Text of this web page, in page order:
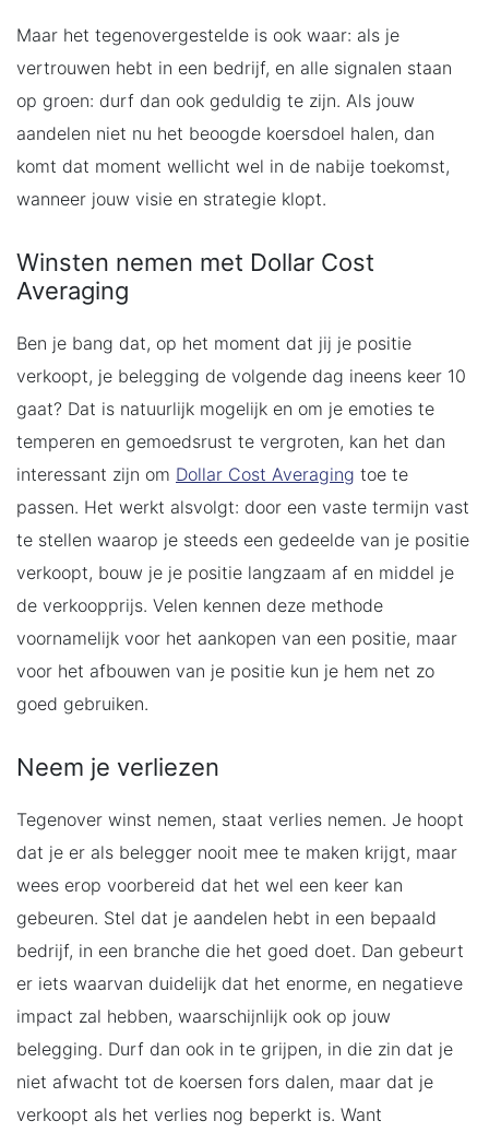
Maar het tegenovergestelde is ook waar: als je
vertrouwen hebt in een bedrijf, en alle signalen staan
op groen: durf dan ook geduldig te zijn. Als jouw
aandelen niet nu het beoogde koersdoel halen, dan
komt dat moment wellicht wel in de nabije toekomst,
wanneer jouw visie en strategie klopt.
Winsten nemen met Dollar Cost
Averaging
Ben je bang dat, op het moment dat jij je positie
verkoopt, je belegging de volgende dag ineens keer 10
gaat? Dat is natuurlijk mogelijk en om je emoties te
temperen en gemoedsrust te vergroten, kan het dan
interessant zijn om Dollar Cost Averaging toe te
passen. Het werkt alsvolgt: door een vaste termijn vast
te stellen waarop je steeds een gedeelde van je positie
verkoopt, bouw je je positie langzaam af en middel je
de verkoopprijs. Velen kennen deze methode
voornamelijk voor het aankopen van een positie, maar
voor het afbouwen van je positie kun je hem net zo
goed gebruiken.
Neem je verliezen
Tegenover winst nemen, staat verlies nemen. Je hoopt
dat je er als belegger nooit mee te maken krijgt, maar
wees erop voorbereid dat het wel een keer kan
gebeuren. Stel dat je aandelen hebt in een bepaald
bedrijf, in een branche die het goed doet. Dan gebeurt
er iets waarvan duidelijk dat het enorme, en negatieve
impact zal hebben, waarschijnlijk ook op jouw
belegging. Durf dan ook in te grijpen, in die zin dat je
niet afwacht tot de koersen fors dalen, maar dat je
verkoopt als het verlies nog beperkt is. Want